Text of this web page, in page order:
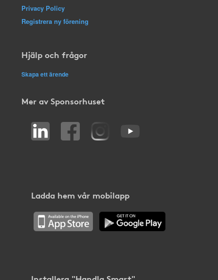
Privacy Policy
Registrera ny förening
Hjälp och frågor
Skapa ett ärende
Mer av Sponsorhuset
Ladda hem vår mobilapp